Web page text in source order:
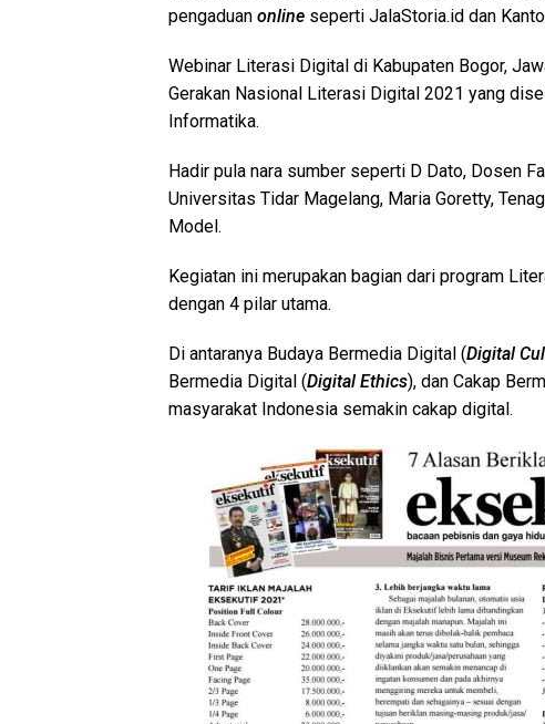
pengaduan online seperti JalaStoria.id dan
Webinar Literasi Digital di Kabupaten Bogor,
Gerakan Nasional Literasi Digital 2021 yang
Informatika.
Hadir pula nara sumber seperti D Dato, Dosen
Universitas Tidar Magelang, Maria Goretty,
Model.
Kegiatan ini merupakan bagian dari program
dengan 4 pilar utama.
Di antaranya Budaya Bermedia Digital (Digital
Bermedia Digital (Digital Ethics), dan Cakap
masyarakat Indonesia semakin cakap digital.